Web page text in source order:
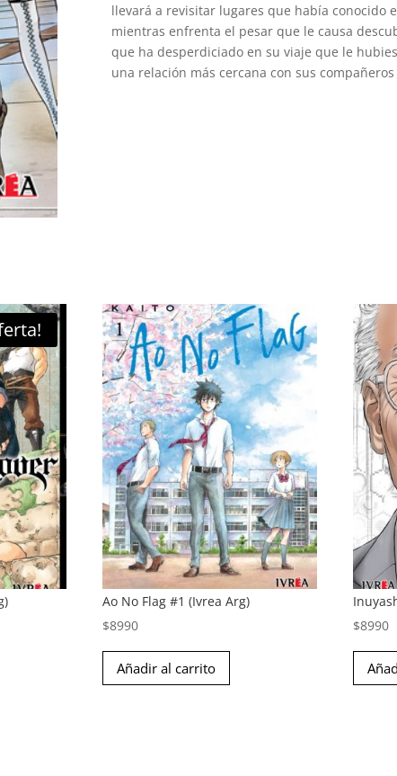
llevará a revisitar lugares que había conocido
mientras enfrenta el pesar que le causa
que ha desperdiciado en su viaje que le
una relación más cercana con sus
Ao No Flag #1 (Ivrea Arg)
$8990
Añadir al carrito
$8990